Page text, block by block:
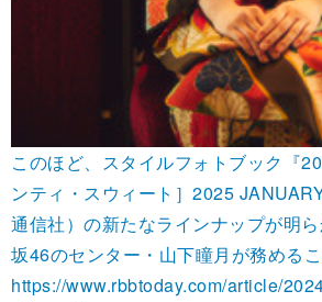
このほど、スタイルフォトブック『
ンティ・スウィート］2025
通信社）の新たなラインナップが明
坂46のセンター・山下瞳月が務めるこ
https://www.rbbtoday.com/article/